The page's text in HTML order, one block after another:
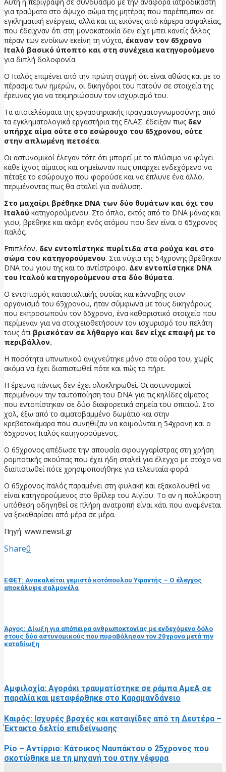
για τραύματα στο άψυχο σώμα της μητέρας που παρέπεμπαν σε
εγκληματική ενέργεια, αλλά και τις εικόνες από κάμερα ασφαλείας,
που έδειχναν ότι στη μονοκατοικία δεν είχε μπει κανείς άλλος
πέραν των ενοίκων εκείνη τη νύχτα, έκαναν τον 65χρονο
Ιταλό βασικό ύποπτο και στη συνέχεια κατηγορούμενο
για διπλή δολοφονία.
Ο Ιταλός επιμένει από την πρώτη στιγμή ότι είναι αθώος και με το
πέρασμα των ημερών, οι δικηγόροι του πατούν σε στοιχεία της
έρευνας για να τεκμηριώσουν τον ισχυρισμό του.
Τα αποτελέσματα της εργαστηριακής πραγματογνωμοσύνης από
τα εγκληματολογικά εργαστήρια της ΕΛ.ΑΣ. έδειξαν πως δεν
υπήρχε αίμα ούτε στο εσώρουχο του 65χρονου, ούτε
στην απλωμένη πετσέτα.
Οι αστυνομικοί έλεγαν τότε ότι μπορεί με το πλύσιμο να φύγει
κάθε ίχνος αίματος και σημείωναν πως υπάρχει ενδεχόμενο να
πέταξε το εσώρουχο που φορούσε και να έπλυνε ένα άλλο,
περιμένοντας πως θα σταλεί για ανάλυση.
Στο μαχαίρι βρέθηκε DNA των δύο θυμάτων και όχι του
Ιταλού κατηγορούμενου. Στο όπλο, εκτός από το DNA μάνας και
γιου, βρέθηκε και ακόμη ενός ατόμου που δεν είναι ο 65χρονος
Ιταλός.
Επιπλέον, δεν εντοπίστηκε πυρίτιδα στα ρούχα και στο
σώμα του κατηγορούμενου. Στα νύχια της 54χρονης βρέθηκαν
DNA του γιου της και το αντίστροφο. Δεν εντοπίστηκε DNA
του Ιταλού κατηγορούμενου στα δύο θύματα.
Ο εντοπισμός κατασταλτικής ουσίας και κάνναβης στον
οργανισμό του 65χρονου, ήταν σύμφωνα με τους δικηγόρους
που εκπροσωπούν τον 65χρονο, ένα καθοριστικό στοιχείο που
περίμεναν για να στοιχειοθετήσουν τον ισχυρισμό του πελάτη
τους ότι βρισκόταν σε λήθαργο και δεν είχε επαφή με το
περιβάλλον.
Η ποσότητα υπνωτικού ανιχνεύτηκε μόνο στα ούρα του, χωρίς
ακόμα να έχει διαπιστωθεί πότε και πώς το πήρε.
Η έρευνα πάντως δεν έχει ολοκληρωθεί. Οι αστυνομικοί
περιμένουν την ταυτοποίηση του DNA για τις κηλίδες αίματος
που εντοπίστηκαν σε δύο διαφορετικά σημεία του σπιτιού. Στο
χολ, έξω από το αιματοβαμμένο δωμάτιο και στην
κρεβατοκάμαρα που συνήθιζαν να κοιμούνται η 54χρονη και ο
65χρονος Ιταλός κατηγορούμενος.
Ο 65χρονος απέδωσε την απουσία σφουγγαρίστρας στη χρήση
ρομποτικής σκούπας που έχει ήδη σταλεί για έλεγχο με στόχο να
διαπιστωθεί πότε χρησιμοποιήθηκε για τελευταία φορά.
Ο 65χρονος Ιταλός παραμένει στη φυλακή και εξακολουθεί να
είναι κατηγορούμενος στο θρίλερ του Αιγίου. Το αν η πολύκροτη
υπόθεση οδηγηθεί σε πλήρη ανατροπή είναι κάτι που αναμένεται
να ξεκαθαρίσει από μέρα σε μέρα.
Πηγή: www.newsit.gr
Share0
ΕΦΕΤ: Ανακαλείται γεμιστό κοτόπουλου Υφαντής – Ο έλεγχος
αποκάλυψε σαλμονέλα
Άργος: Δίωξη για απόπειρα ανθρωποκτονίας με ενδεχόμενο δόλο
στους δύο αστυνομικούς που πυροβόλησαν τον 20χρονο μετά την
καταδίωξη
Αμφιλοχία: Αγοράκι τραυματίστηκε σε ράμπα ΑμεΑ σε
παραλία και μεταφέρθηκε στο Καραμανδάνειο
Καιρός: Ισχυρές βροχές και καταιγίδες από τη Δευτέρα –
Έκτακτο δελτίο επιδείνωσης
Ρίο – Αντίρριο: Κάτοικος Ναυπάκτου ο 25χρονος που
σκοτώθηκε με τη μηχανή του στην γέφυρα